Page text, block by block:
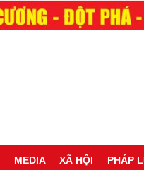
MEDIA XÃ HỘI PHÁP